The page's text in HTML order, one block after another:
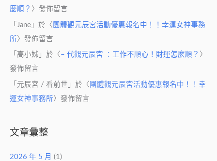
麼順？ 〉發佈留言
「 Jane 」於〈 團體觀元辰宮活動優惠報名中！！幸運女神事務
所 〉發佈留言
「 高小姊 」於〈 – 代觀元辰宮 ：工作不順心！財運怎麼順？ 〉
發佈留言
「 元辰宮 / 看前世 」於〈 團體觀元辰宮活動優惠報名中！！幸
運女神事務所〉發佈留言
文章彙整
2026 年 5 月 (1)